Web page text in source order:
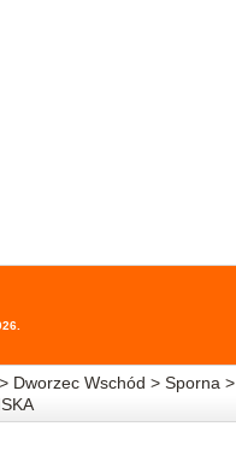
Dworzec Wschód > Sporna >